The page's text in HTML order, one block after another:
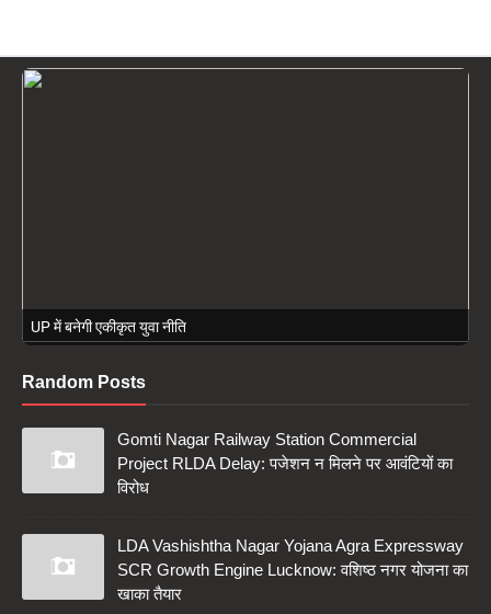
UP में बनेगी एकीकृत युवा नीति
Random Posts
Gomti Nagar Railway Station Commercial
Project RLDA Delay: पजेशन न मिलने पर आवंटियों का
विरोध
LDA Vashishtha Nagar Yojana Agra Expressway
SCR Growth Engine Lucknow: वशिष्ठ नगर योजना का
खाका तैयार